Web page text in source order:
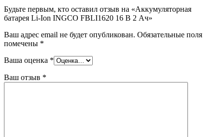
Будьте первым, кто оставил отзыв на «Аккумуляторная
батарея Li-Ion INGCO FBLI1620 16 В 2 Ач»
Ваш адрес email не будет опубликован. Обязательные поля
помечены *
Ваша оценка *
Ваш отзыв *